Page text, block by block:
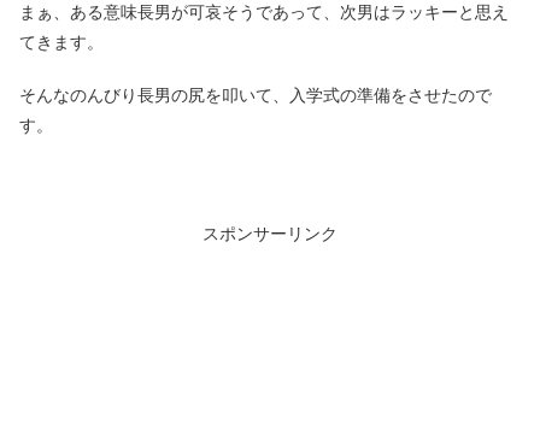
まぁ、ある意味長男が可哀そうであって、次男はラッキーと思え
てきます。
そんなのんびり長男の尻を叩いて、入学式の準備をさせたので
す。
スポンサーリンク